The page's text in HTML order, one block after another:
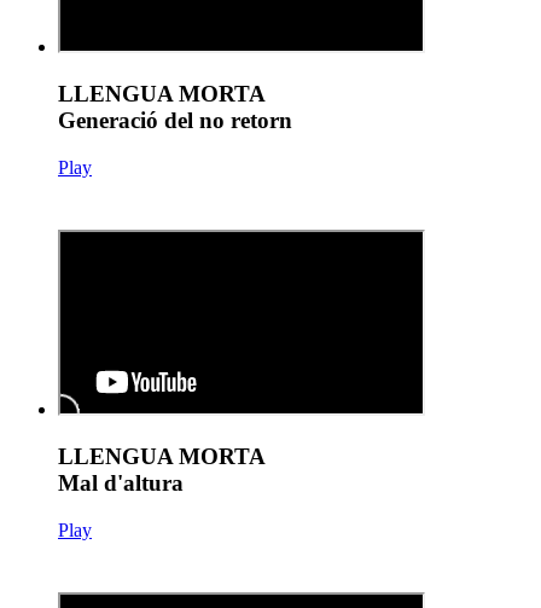
LLENGUA MORTA
Generació del no retorn
Play
LLENGUA MORTA
Mal d'altura
Play